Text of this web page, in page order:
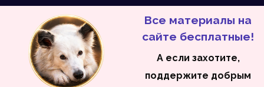
Все материалы на
сайте бесплатные!
А если захотите,
поддержите добрым